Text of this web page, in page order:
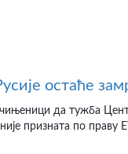
остаће
да тужба
призната по праву